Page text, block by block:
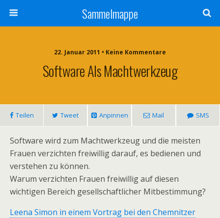
Sammelmappe
22. Januar 2011 • Keine Kommentare
Software Als Machtwerkzeug
Teilen Tweet Anpinnen Mail SMS
Software wird zum Machtwerkzeug und die meisten
Frauen verzichten freiwillig darauf, es bedienen und
verstehen zu können.
Warum verzichten Frauen freiwillig auf diesen
wichtigen Bereich gesellschaftlicher Mitbestimmung?
Leena Simon in einem Vortrag bei den Chemnitzer